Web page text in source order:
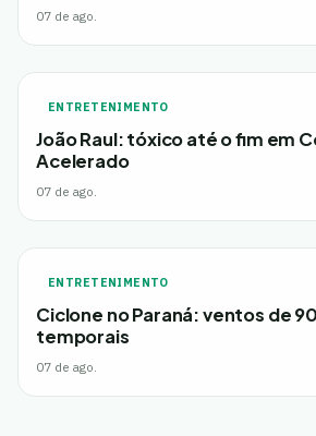
07 de ago.
ENTRETENIMENTO
João Raul: tóxico até o fim em
Acelerado
07 de ago.
ENTRETENIMENTO
Ciclone no Paraná: ventos de
temporais
07 de ago.